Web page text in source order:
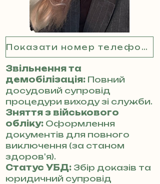
Показати номер телефону
Звільнення та
демобілізація: Повний
досудовий супровід
процедури виходу зі служби.
Зняття з військового
обліку: Оформлення
документів для повного
виключення (за станом
здоров'я).
Статус УБД: Збір доказів та
юридичний супровід